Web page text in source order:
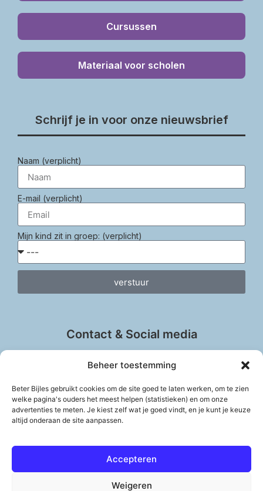
Beheer toestemming
Beter Bijles gebruikt cookies om de site goed te laten werken, om te zien
welke pagina's ouders het meest helpen (statistieken) en om onze
advertenties te meten. Je kiest zelf wat je goed vindt, en je kunt je keuze
altijd onderaan de site aanpassen.
Accepteren
Weigeren
Cursussen
Materiaal voor scholen
Schrijf je in voor onze nieuwsbrief
Naam (verplicht)
E-mail (verplicht)
Mijn kind zit in groep: (verplicht)
verstuur
Contact & Social media
info@beter-bijles.nl
Vul het contactformulier in